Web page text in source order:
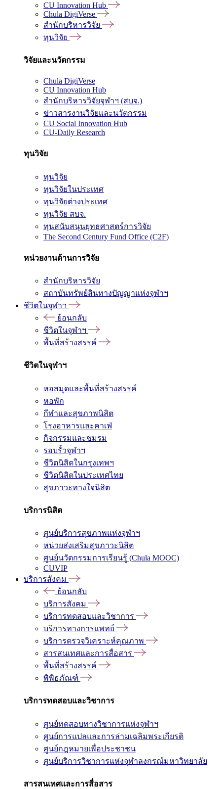
CU Innovation Hub
Chula DigiVerse
สำนักบริหารวิจัย
ทุนวิจัย
วิจัยและนวัตกรรม
Chula DigiVerse
CU Innovation Hub
สำนักบริหารวิจัยจุฬาฯ (สบจ.)
ข่าวสารงานวิจัยและนวัตกรรม
CU Social Innovation Hub
CU-Daily Research
ทุนวิจัย
ทุนวิจัย
ทุนวิจัยในประเทศ
ทุนวิจัยต่างประเทศ
ทุนวิจัย สบจ.
ทุนสนับสนุนยุทธศาสตร์การวิจัย
The Second Century Fund Office (C2F)
หน่วยงานด้านการวิจัย
สำนักบริหารวิจัย
สถาบันทรัพย์สินทางปัญญาแห่งจุฬาฯ
ชีวิตในจุฬาฯ
ย้อนกลับ
ชีวิตในจุฬาฯ
พื้นที่สร้างสรรค์
ชีวิตในจุฬาฯ
หอสมุดและพื้นที่สร้างสรรค์
หอพัก
กีฬาและสุขภาพนิสิต
โรงอาหารและคาเฟ่
กิจกรรมและชมรม
รอบรั้วจุฬาฯ
ชีวิตนิสิตในกรุงเทพฯ
ชีวิตนิสิตในประเทศไทย
สุขภาวะทางใจนิสิต
บริการนิสิต
ศูนย์บริการสุขภาพแห่งจุฬาฯ
หน่วยส่งเสริมสุขภาวะนิสิต
ศูนย์นวัตกรรมการเรียนรู้ (Chula MOOC)
CUVIP
บริการสังคม
ย้อนกลับ
บริการสังคม
บริการทดสอบและวิชาการ
บริการทางการแพทย์
บริการตรวจวิเคราะห์คุณภาพ
สารสนเทศและการสื่อสาร
พื้นที่สร้างสรรค์
พิพิธภัณฑ์
บริการทดสอบและวิชาการ
ศูนย์ทดสอบทางวิชาการแห่งจุฬาฯ
ศูนย์การแปลและการล่ามเฉลิมพระเกียรติ
ศูนย์กฎหมายเพื่อประชาชน
ศูนย์บริการวิชาการแห่งจุฬาลงกรณ์มหาวิทยาลัย
สารสนเทศและการสื่อสาร